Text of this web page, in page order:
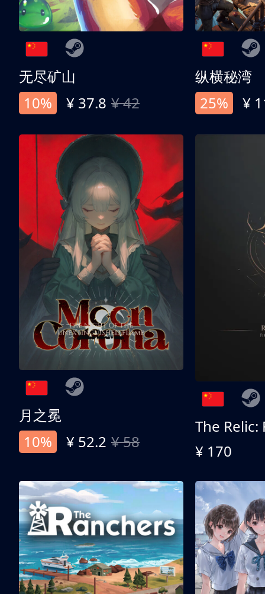
无尽矿山
10%
¥ 37.8 ¥ 42
纵横秘湾
25%
¥
月之冕
10%
¥ 52.2 ¥ 58
The
¥ 170